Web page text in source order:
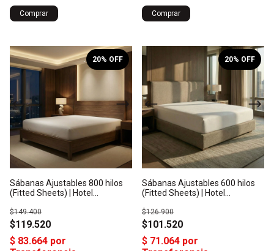
Comprar Comprar
/10
Sábanas Ajustables 800 hilos
(Fitted Sheets) | Hotel
Origen India
$119.520
$149.400
20% OFF /10
Sábanas Ajustables 600 hilos
(Fitted Sheets) | Hotel
Origen India
$101.520
$126.900
20% OFF